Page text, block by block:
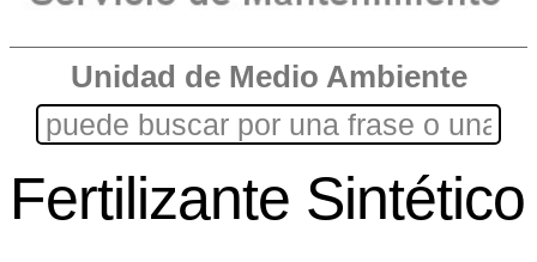
Unidad de Medio Ambiente
Fertilizante Sintético